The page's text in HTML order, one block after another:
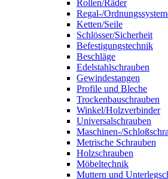
Rollen/Räder
Regal-/
Ketten/Seile
Schlösser/Sicherheit
Befestigungstechnik
Beschläge
Edelstahlschrauben
Gewindestangen
Profile und Bleche
Trockenbauschrauben
Winkel/Holzverbinder
Universalschrauben
Maschinen-/
Metrische Schrauben
Holzschrauben
Möbeltechnik
Muttern und